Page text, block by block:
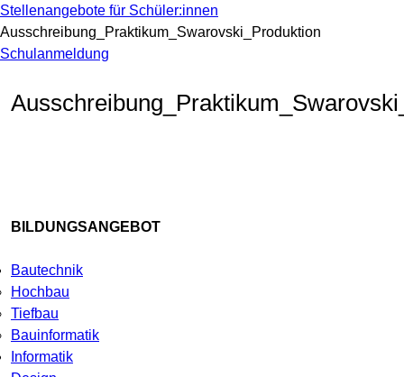
Stellenangebote für Schüler:innen
Ausschreibung_Praktikum_Swarovski_Produktion
Schulanmeldung
BILDUNGSANGEBOT
Bautechnik
Hochbau
Tiefbau
Bauinformatik
Informatik